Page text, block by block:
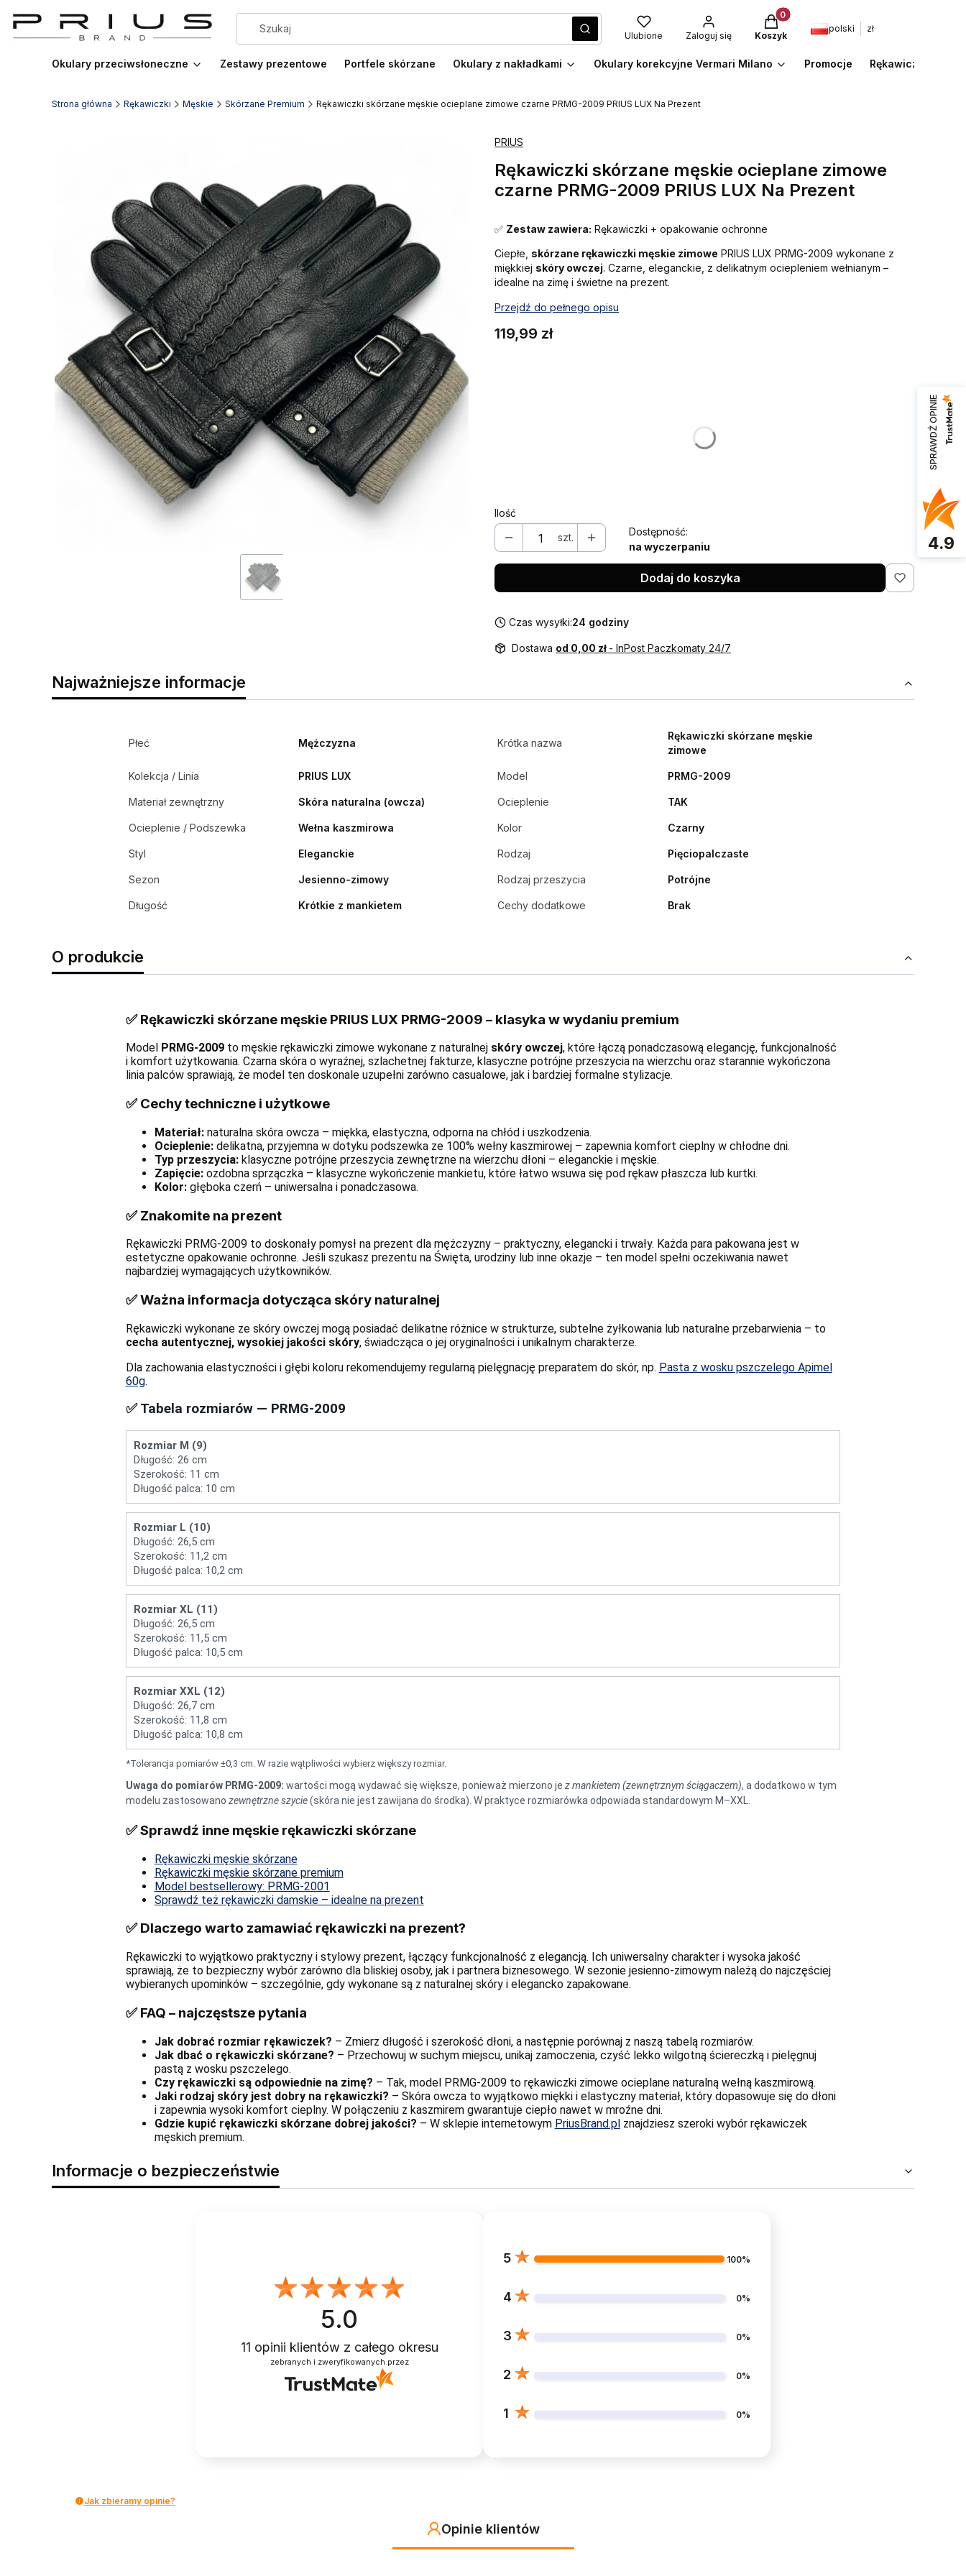
WyczyśćSzukaj Ulubione Zaloguj się
Produkty w koszyku: 0. Zobacz
Koszyk
polski zł
Okulary przeciwsłoneczne Zestawy prezentowe Portfele skórzane Okulary z nakładkami Okulary korekcyjne Vermari Milano Promocje Rękawiczki
Strona główna Rękawiczki Męskie Skórzane Premium Rękawiczki skórzane męskie ocieplane zimowe czarne PRMG-2009 PRIUS LUX Na Prezent
PRIUS
Rękawiczki skórzane męskie ocieplane zimowe
czarne PRMG-2009 PRIUS LUX Na Prezent
✅ Zestaw zawiera: Rękawiczki + opakowanie ochronne
Ciepłe, skórzane rękawiczki męskie zimowe PRIUS LUX PRMG-2009 wykonane z
miękkiej skóry owczej. Czarne, eleganckie, z delikatnym ociepleniem wełnianym –
idealne na zimę i świetne na prezent.
Przejdź do pełnego opisu
Cena
119,99 zł
Ilość
szt.
Dostępność:
na wyczerpaniu
Dodaj do koszyka
Czas wysyłki:24 godziny
Dostawa od 0,00 zł - InPost Paczkomaty 24/7
Najważniejsze informacje
Płeć Mężczyzna Krótka nazwa
Rękawiczki skórzane męskie
zimowe
Kolekcja / Linia PRIUS LUX Model PRMG-2009
Materiał zewnętrzny Skóra naturalna (owcza) Ocieplenie TAK
Ocieplenie / Podszewka Wełna kaszmirowa Kolor Czarny
Styl Eleganckie Rodzaj Pięciopalczaste
Sezon Jesienno-zimowy Rodzaj przeszycia Potrójne
Długość Krótkie z mankietem Cechy dodatkowe Brak
O produkcie
✅ Rękawiczki skórzane męskie PRIUS LUX PRMG-2009 – klasyka w wydaniu premium
Model PRMG-2009to męskie rękawiczki zimowe wykonane z naturalnej skóry owczej, które łączą ponadczasową elegancję, funkcjonalność
i komfort użytkowania. Czarna skóra o wyraźnej, szlachetnej fakturze, klasyczne potrójne przeszycia na wierzchu oraz starannie wykończona
linia palców sprawiają, że model ten doskonale uzupełni zarówno casualowe, jak i bardziej formalne stylizacje.
✅ Cechy techniczne i użytkowe
Materiał:naturalna skóra owcza – miękka, elastyczna, odporna na chłód i uszkodzenia.
Ocieplenie:delikatna, przyjemna w dotyku podszewka ze 100% wełny kaszmirowej – zapewnia komfort cieplny w chłodne dni.
Typ przeszycia:klasyczne potrójne przeszycia zewnętrzne na wierzchu dłoni – eleganckie i męskie.
Zapięcie:ozdobna sprzączka – klasyczne wykończenie mankietu, które łatwo wsuwa się pod rękaw płaszcza lub kurtki.
Kolor:głęboka czerń – uniwersalna i ponadczasowa.
✅ Znakomite na prezent
Rękawiczki PRMG-2009 to doskonały pomysł na prezent dla mężczyzny – praktyczny, elegancki i trwały. Każda para pakowana jest w
estetyczne opakowanie ochronne. Jeśli szukasz prezentu na Święta, urodziny lub inne okazje – ten model spełni oczekiwania nawet
najbardziej wymagających użytkowników.
✅ Ważna informacja dotycząca skóry naturalnej
Rękawiczki wykonane ze skóry owczej mogą posiadać delikatne różnice w strukturze, subtelne żyłkowania lub naturalne przebarwienia – to
cecha autentycznej, wysokiej jakości skóry, świadcząca o jej oryginalności i unikalnym charakterze.
Dla zachowania elastyczności i głębi koloru rekomendujemy regularną pielęgnację preparatem do skór, np. Pasta z wosku pszczelego Apimel
60g.
✅ Tabela rozmiarów — PRMG-2009
Rozmiar M (9)
Długość: 26 cm
Szerokość: 11 cm
Długość palca: 10 cm
Rozmiar L (10)
Długość: 26,5 cm
Szerokość: 11,2 cm
Długość palca: 10,2 cm
Rozmiar XL (11)
Długość: 26,5 cm
Szerokość: 11,5 cm
Długość palca: 10,5 cm
Rozmiar XXL (12)
Długość: 26,7 cm
Szerokość: 11,8 cm
Długość palca: 10,8 cm
*Tolerancja pomiarów ±0,3 cm. W razie wątpliwości wybierz większy rozmiar.
Uwaga do pomiarów PRMG-2009: wartości mogą wydawać się większe, ponieważ mierzono je z mankietem (zewnętrznym ściągaczem), a dodatkowo w tym
modelu zastosowano zewnętrzne szycie(skóra nie jest zawijana do środka). W praktyce rozmiarówka odpowiada standardowym M–XXL.
✅ Sprawdź inne męskie rękawiczki skórzane
Rękawiczki męskie skórzane
Rękawiczki męskie skórzane premium
Model bestsellerowy: PRMG-2001
Sprawdź też rękawiczki damskie – idealne na prezent
✅ Dlaczego warto zamawiać rękawiczki na prezent?
Rękawiczki to wyjątkowo praktyczny i stylowy prezent, łączący funkcjonalność z elegancją. Ich uniwersalny charakter i wysoka jakość
sprawiają, że to bezpieczny wybór zarówno dla bliskiej osoby, jak i partnera biznesowego. W sezonie jesienno-zimowym należą do najczęściej
wybieranych upominków – szczególnie, gdy wykonane są z naturalnej skóry i elegancko zapakowane.
✅ FAQ – najczęstsze pytania
Jak dobrać rozmiar rękawiczek? – Zmierz długość i szerokość dłoni, a następnie porównaj z naszą tabelą rozmiarów.
Jak dbać o rękawiczki skórzane? – Przechowuj w suchym miejscu, unikaj zamoczenia, czyść lekko wilgotną ściereczką i pielęgnuj
pastą z wosku pszczelego.
Czy rękawiczki są odpowiednie na zimę? – Tak, model PRMG-2009 to rękawiczki zimowe ocieplane naturalną wełną kaszmirową.
Jaki rodzaj skóry jest dobry na rękawiczki? – Skóra owcza to wyjątkowo miękki i elastyczny materiał, który dopasowuje się do dłoni
i zapewnia wysoki komfort cieplny. W połączeniu z kaszmirem gwarantuje ciepło nawet w mroźne dni.
Gdzie kupić rękawiczki skórzane dobrej jakości? – W sklepie internetowym PriusBrand.plznajdziesz szeroki wybór rękawiczek
męskich premium.
Informacje o bezpieczeństwie
5.0
11 opinii klientów z całego okresu
zebranych i zweryfikowanych przez
5 100%
4 0%
3 0%
2 0%
1 0%
Jak zbieramy opinie?
Opinie klientów
SPRAWDŹ OPINIE
4.9